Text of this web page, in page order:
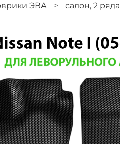
ЭВА салон, 2 ряда